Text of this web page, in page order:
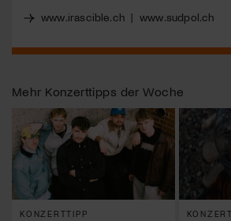
www.irascible.ch | www.sudpol.ch
Mehr Konzerttipps der Woche
KONZERTTIPP